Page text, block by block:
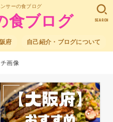
サーの食ブログ
食ブログ
府 自己紹介・ブログについて
SEARCH
画像